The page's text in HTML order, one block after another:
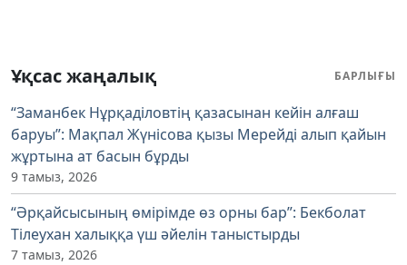
Ұқсас жаңалық БАРЛЫҒЫ
“Заманбек Нұрқаділовтің қазасынан кейін алғаш
баруы”: Мақпал Жүнісова қызы Мерейді алып қайын
жұртына ат басын бұрды
9 тамыз, 2026
“Әрқайсысының өмірімде өз орны бар”: Бекболат
Тілеухан халыққа үш әйелін таныстырды
7 тамыз, 2026